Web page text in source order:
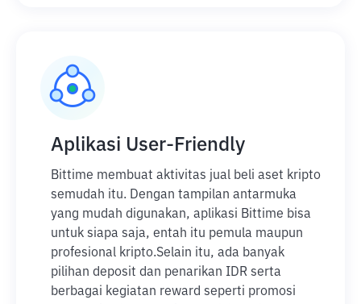
Aplikasi User-Friendly
Bittime membuat aktivitas jual beli aset kripto
semudah itu. Dengan tampilan antarmuka
yang mudah digunakan, aplikasi Bittime bisa
untuk siapa saja, entah itu pemula maupun
profesional kripto.Selain itu, ada banyak
pilihan deposit dan penarikan IDR serta
berbagai kegiatan reward seperti promosi